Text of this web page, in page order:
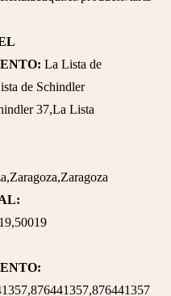
La Lista de
de Schindler
37,La Lista